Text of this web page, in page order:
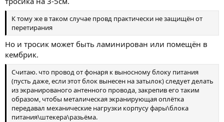
К тому же в таком случае провд практически не защищён от
перетирания
Но и тросик может быть ламинирован или помещён в
кембрик.
Считаю. что провод от фонаря к выносному блоку питания
(пусть даже, если этот блок вынесен на затылок) следует делать
из экранированого антенного провода, закрепив его таким
образом, чтобы металическая экранирующая оплётка
передавал механические нагрузки корпусу фары\блока
питания\штекера\разьёма.